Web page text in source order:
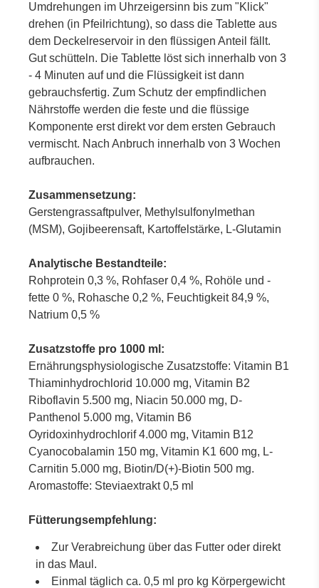
Umdrehungen im Uhrzeigersinn bis zum "Klick"
drehen (in Pfeilrichtung), so dass die Tablette aus
dem Deckelreservoir in den flüssigen Anteil fällt.
Gut schütteln. Die Tablette löst sich innerhalb von 3
- 4 Minuten auf und die Flüssigkeit ist dann
gebrauchsfertig. Zum Schutz der empfindlichen
Nährstoffe werden die feste und die flüssige
Komponente erst direkt vor dem ersten Gebrauch
vermischt. Nach Anbruch innerhalb von 3 Wochen
aufbrauchen.
Zusammensetzung:
Gerstengrassaftpulver, Methylsulfonylmethan
(MSM), Gojibeerensaft, Kartoffelstärke, L-Glutamin
Analytische Bestandteile:
Rohprotein 0,3 %, Rohfaser 0,4 %, Rohöle und -
fette 0 %, Rohasche 0,2 %, Feuchtigkeit 84,9 %,
Natrium 0,5 %
Zusatzstoffe pro 1000 ml:
Ernährungsphysiologische Zusatzstoffe: Vitamin B1
Thiaminhydrochlorid 10.000 mg, Vitamin B2
Riboflavin 5.500 mg, Niacin 50.000 mg, D-
Panthenol 5.000 mg, Vitamin B6
Oyridoxinhydrochlorif 4.000 mg, Vitamin B12
Cyanocobalamin 150 mg, Vitamin K1 600 mg, L-
Carnitin 5.000 mg, Biotin/D(+)-Biotin 500 mg.
Aromastoffe: Steviaextrakt 0,5 ml
Fütterungsempfehlung:
Zur Verabreichung über das Futter oder direkt
in das Maul.
Einmal täglich ca. 0,5 ml pro kg Körpergewicht